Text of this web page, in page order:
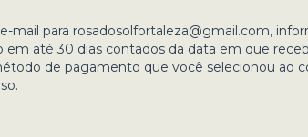
mail para rosadosolfortaleza@gmail.com,
em até 30 dias contados da data em que
de pagamento que você selecionou ao